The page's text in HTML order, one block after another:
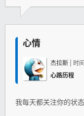
心情
杰拉斯 | 时间
心路历程
我每天都关注你的状